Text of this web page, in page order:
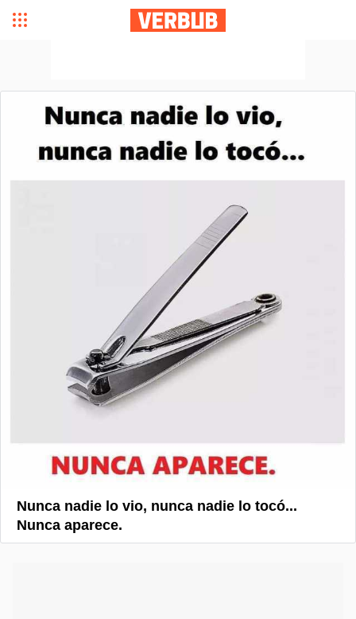
Nunca nadie lo vio, nunca nadie lo tocó...
Nunca aparece.